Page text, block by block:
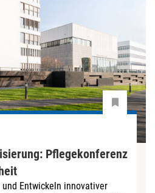
Pflegekonferenz
Entwickeln innovativer